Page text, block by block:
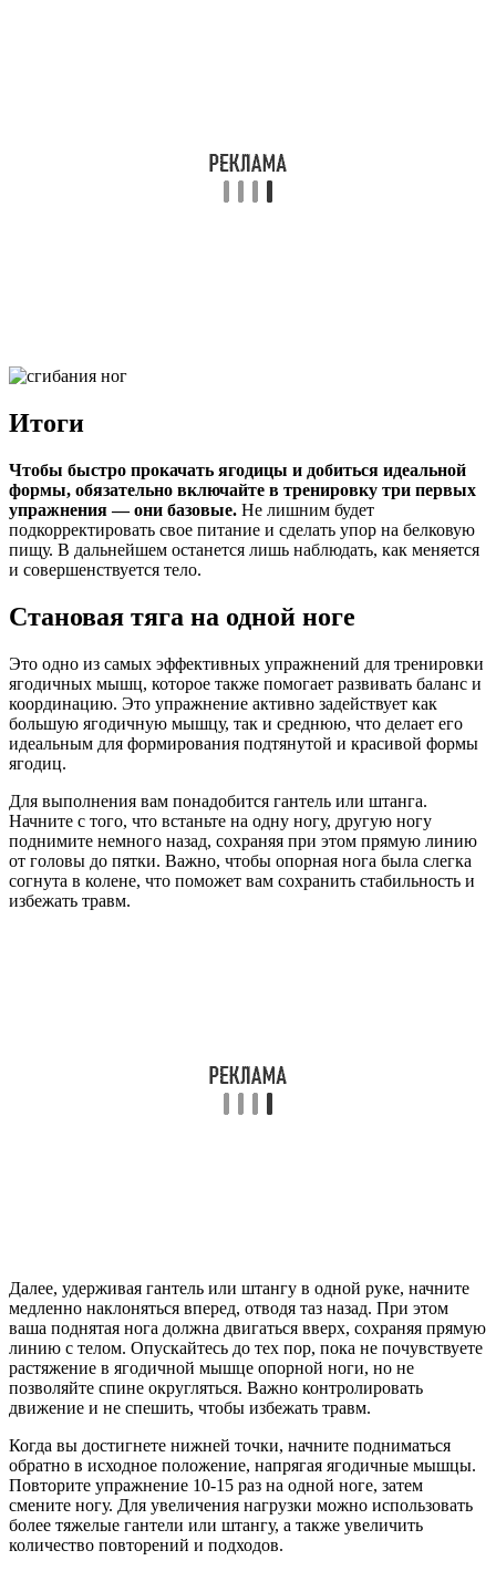
Итоги
Чтобы быстро прокачать ягодицы и добиться идеальной
формы, обязательно включайте в тренировку три первых
упражнения — они базовые. Не лишним будет
подкорректировать свое питание и сделать упор на белковую
пищу. В дальнейшем останется лишь наблюдать, как меняется
и совершенствуется тело.
Становая тяга на одной ноге
Это одно из самых эффективных упражнений для тренировки
ягодичных мышц, которое также помогает развивать баланс и
координацию. Это упражнение активно задействует как
большую ягодичную мышцу, так и среднюю, что делает его
идеальным для формирования подтянутой и красивой формы
ягодиц.
Для выполнения вам понадобится гантель или штанга.
Начните с того, что встаньте на одну ногу, другую ногу
поднимите немного назад, сохраняя при этом прямую линию
от головы до пятки. Важно, чтобы опорная нога была слегка
согнута в колене, что поможет вам сохранить стабильность и
избежать травм.
Далее, удерживая гантель или штангу в одной руке, начните
медленно наклоняться вперед, отводя таз назад. При этом
ваша поднятая нога должна двигаться вверх, сохраняя прямую
линию с телом. Опускайтесь до тех пор, пока не почувствуете
растяжение в ягодичной мышце опорной ноги, но не
позволяйте спине округляться. Важно контролировать
движение и не спешить, чтобы избежать травм.
Когда вы достигнете нижней точки, начните подниматься
обратно в исходное положение, напрягая ягодичные мышцы.
Повторите упражнение 10-15 раз на одной ноге, затем
смените ногу. Для увеличения нагрузки можно использовать
более тяжелые гантели или штангу, а также увеличить
количество повторений и подходов.